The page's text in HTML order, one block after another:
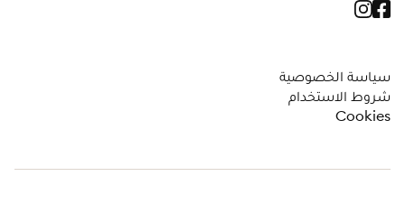
سياسة الخصوصية
شروط الاستخدام
Cookies